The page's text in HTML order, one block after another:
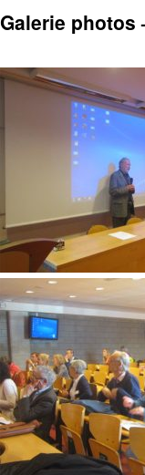
Galerie photos